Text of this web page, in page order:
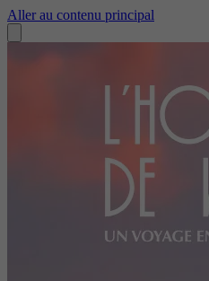
Aller au contenu principal